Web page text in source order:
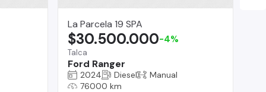
La Parcela 19 SPA
Talca
Ford Ranger
$30.500.000-4%
2024 Diesel
Manual
76000 km